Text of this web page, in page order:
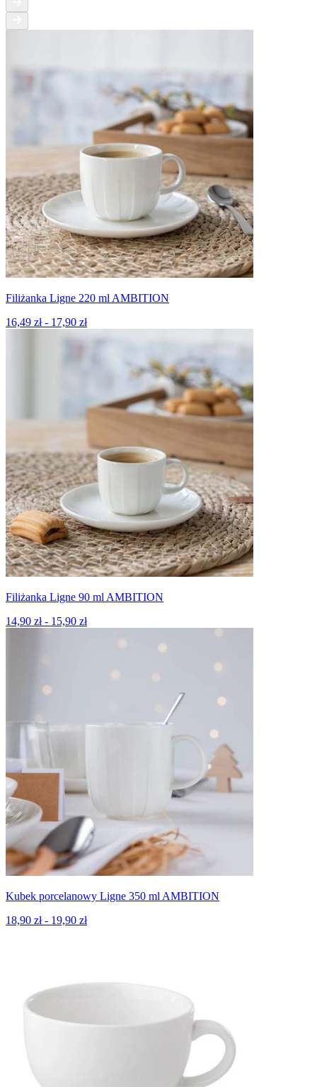
Filiżanka Ligne 220 ml AMBITION
16,49 zł - 17,90 zł
Filiżanka Ligne 90 ml AMBITION
14,90 zł - 15,90 zł
Kubek porcelanowy Ligne 350 ml AMBITION
18,90 zł - 19,90 zł